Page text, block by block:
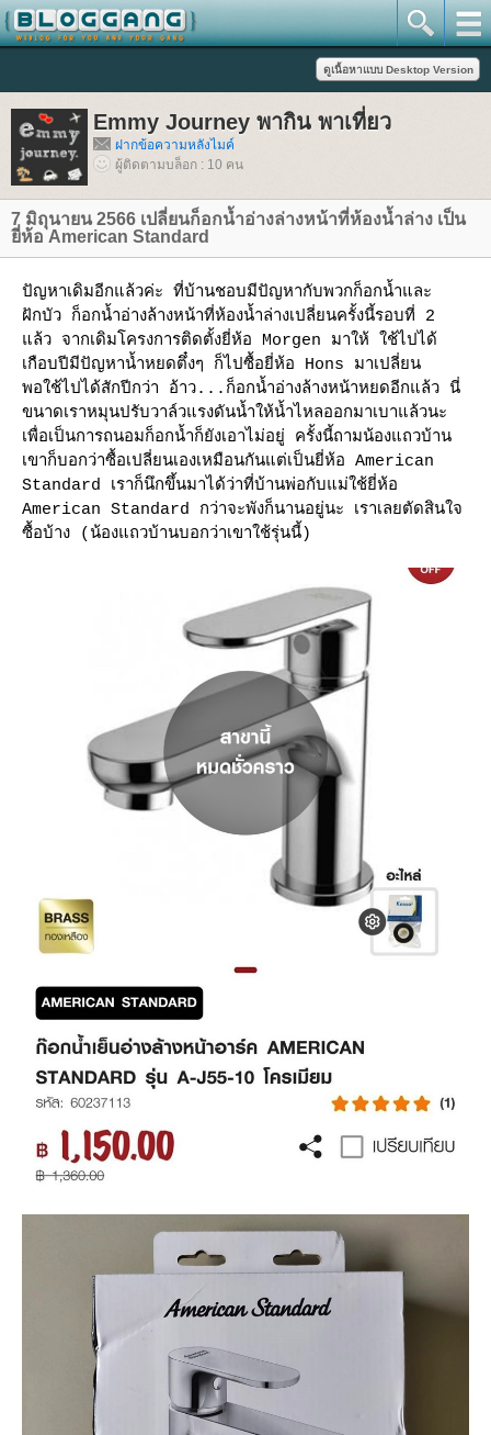
Emmy Journey พากิน พาเที่ยว
ฝากข้อความหลังไมค์
ผู้ติดตามบล็อก : 10 คน
7 มิถุนายน 2566 เปลี่ยนก็อกน้ำอ่างล่างหน้าที่ห้องน้ำล่าง เป็น
ี่ห้อ American Standard
ปัญหาเดิมอีกแล้วค่ะ ที่บ้านชอบมีปัญหากับพวกก็อกน้ำและ
ฝักบัว ก็อกน้ำอ่างล้างหน้าที่ห้องน้ำล่างเปลี่ยนครั้งนี้รอบที่ 2
ล้ว จากเดิมโครงการติดตั้งยี่ห้อ Morgen มาให้ ใช้ไปได้
เกือบปีมีปัญหาน้ำหยดตึ๋งๆ ก็ไปซื้อยี่ห้อ Hons มาเปลี่ยน
พอใช้ไปได้สักปีกว่า อ้าว...ก็อกน้ำอ่างล้างหน้าหยดอีกแล้ว นี่
ขนาดเราหมุนปรับวาล์วแรงดันน้ำให้น้ำไหลออกมาเบาแล้วนะ
เพื่อเป็นการถนอมก็อกน้ำก็ยังเอาไม่อยู่ ครั้งนี้ถามน้องแถวบ้าน
เขาก็บอกว่าซื้อเปลี่ยนเองเหมือนกันแต่เป็นยี่ห้อ American
Standard เราก็นึกขึ้นมาได้ว่าที่บ้านพ่อกับแม่ใช้ยี่ห้อ
American Standard กว่าจะพังก็นานอยู่นะ เราเลยตัดสินใจ
ซื้อบ้าง (น้องแถวบ้านบอกว่าเขาใช้รุ่นนี้)